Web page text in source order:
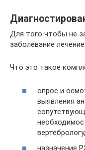
Для того чтобы не
заболевание
Что это такое
опрос и
выявления
назначение